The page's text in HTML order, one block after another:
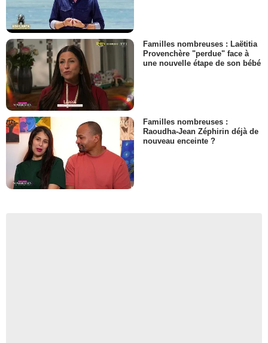
Familles nombreuses : Laëtitia
Provenchère "perdue" face à
une nouvelle étape de son bébé
Familles nombreuses :
Raoudha-Jean Zéphirin déjà de
nouveau enceinte ?